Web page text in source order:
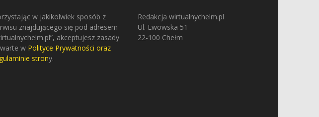
w jakikolwiek sposób z
znajdującego się pod adresem
akceptujesz zasady
w Polityce Prywatności oraz
strony.
Redakcja wirtualnychelm.pl
Ul. Lwowska 51
22-100 Chełm